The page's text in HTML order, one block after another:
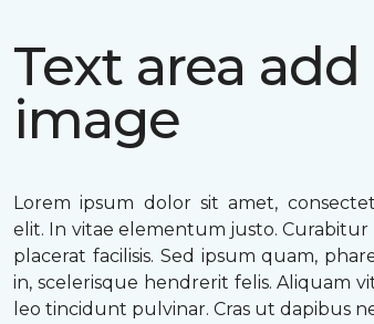
Text area add
image
Lorem ipsum dolor sit amet,
elit. In vitae elementum justo. Curabitur
placerat facilisis. Sed ipsum quam,
in, scelerisque hendrerit felis. Aliquam
leo tincidunt pulvinar. Cras ut dapibus